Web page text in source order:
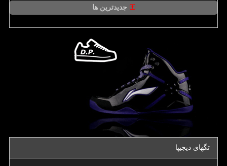
جدیدترین ها
تگهای دیجیپا